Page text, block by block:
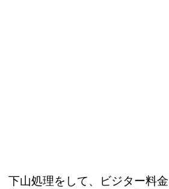
下山処理をして、ビジター料